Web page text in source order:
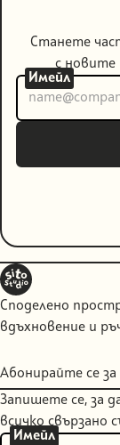
Станете
с новите
Имейл
Споделено
вдъхновение и
Абонирайте се
Запишете се, за
всичко свързано
Имейл